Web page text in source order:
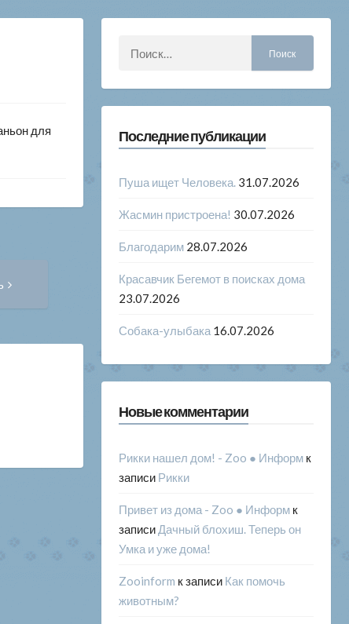
для
Последние публикации
Пуша ищет Человека. 31.07.2026
Жасмин пристроена! 30.07.2026
Благодарим 28.07.2026
Красавчик Бегемот в поисках дома
23.07.2026
Собака-улыбака 16.07.2026
Новые комментарии
Рикки нашел дом! - Zoo ● Информ к
записи Рикки
Привет из дома - Zoo ● Информ к
записи Дачный блохиш. Теперь он
Умка и уже дома!
Zooinform к записи Как помочь
животным?